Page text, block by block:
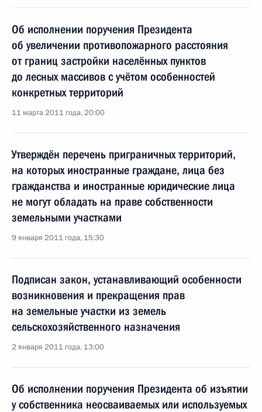
Об исполнении поручения Президента
об увеличении противопожарного расстояния
от границ застройки населённых пунктов
до лесных массивов с учётом особенностей
конкретных территорий
11 марта 2011 года, 20:00
Утверждён перечень приграничных территорий,
на которых иностранные граждане, лица без
гражданства и иностранные юридические лица
не могут обладать на праве собственности
земельными участками
9 января 2011 года, 15:30
Подписан закон, устанавливающий особенности
возникновения и прекращения прав
на земельные участки из земель
сельскохозяйственного назначения
2 января 2011 года, 13:00
Об исполнении поручения Президента об изъятии
у собственника неосваиваемых или используемых